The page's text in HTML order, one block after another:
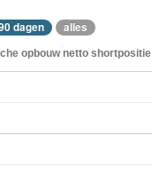
dagen alles
opbouw netto